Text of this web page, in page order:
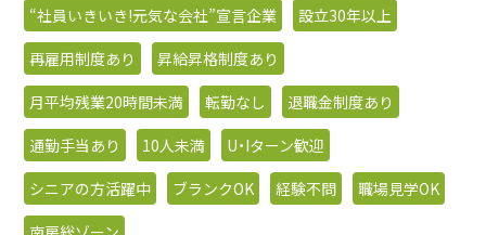
“社員いきいき!元気な会社”宣言企業
設立30年以上
再雇用制度あり
昇給昇格制度あり
月平均残業20時間未満
転勤なし
退職金制度あり
通勤手当あり
10人未満
U・Iターン歓迎
シニアの方活躍中
ブランクOK 経験不問
職場見学OK